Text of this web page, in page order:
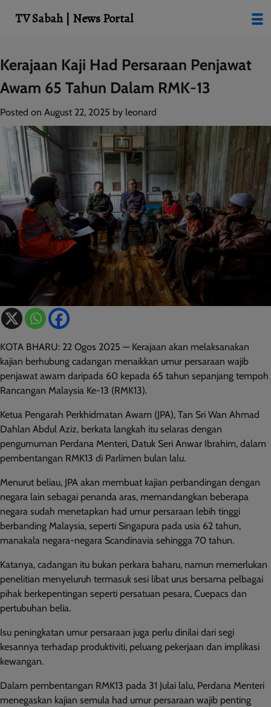
Skip
to
content
Kerajaan Kaji Had Persaraan Penjawat
Awam 65 Tahun Dalam RMK-13
Posted on August 22, 2025 by leonard
KOTA BHARU: 22 Ogos 2025 — Kerajaan akan melaksanakan
kajian berhubung cadangan menaikkan umur persaraan wajib
penjawat awam daripada 60 kepada 65 tahun sepanjang tempoh
Rancangan Malaysia Ke-13 (RMK13).
Ketua Pengarah Perkhidmatan Awam (JPA), Tan Sri Wan Ahmad
Dahlan Abdul Aziz, berkata langkah itu selaras dengan
pengumuman Perdana Menteri, Datuk Seri Anwar Ibrahim, dalam
pembentangan RMK13 di Parlimen bulan lalu.
Menurut beliau, JPA akan membuat kajian perbandingan dengan
negara lain sebagai penanda aras, memandangkan beberapa
negara sudah menetapkan had umur persaraan lebih tinggi
berbanding Malaysia, seperti Singapura pada usia 62 tahun,
manakala negara-negara Scandinavia sehingga 70 tahun.
Katanya, cadangan itu bukan perkara baharu, namun memerlukan
penelitian menyeluruh termasuk sesi libat urus bersama pelbagai
pihak berkepentingan seperti persatuan pesara, Cuepacs dan
pertubuhan belia.
Isu peningkatan umur persaraan juga perlu dinilai dari segi
kesannya terhadap produktiviti, peluang pekerjaan dan implikasi
kewangan.
Dalam pembentangan RMK13 pada 31 Julai lalu, Perdana Menteri
menegaskan kajian semula had umur persaraan wajib penting
TV Sabah | News Portal